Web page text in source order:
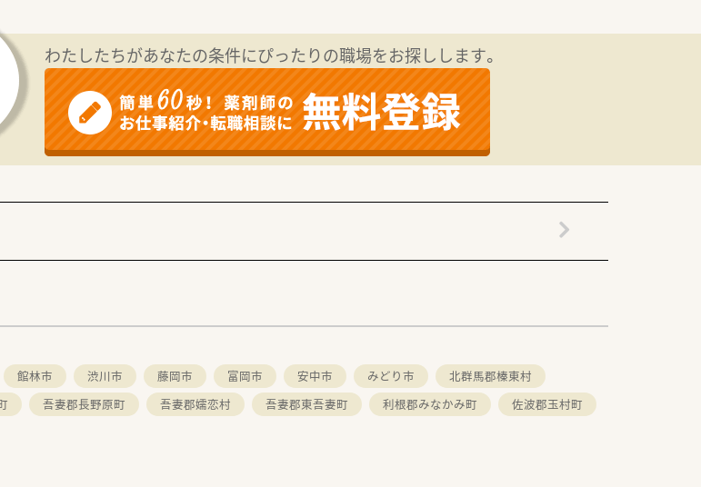
り、地域にお住まいの患者様が安心して来局できる温かい空間が広がっています。
非常に深く、ライフステージの変化に合わせた柔軟な働き方が可能な環境です。
教育体制や周囲のサポートがあるため、安心して業務に集中できる職場です。
人であり、医療機関との連携を深め地域に根ざした薬局運営を行っています。
しており、産休や育休の取得実績も豊富で長く働きやすい環境が整っています。
度など、将来にわたって社員の生活を守るための手厚い福利厚生があります。
わたしたちがあなたの条件にぴったりの職場をお探しします。
館林市 渋川市 藤岡市 富岡市 安中市 みどり市
北群馬郡榛東村
吾妻郡長野原町 吾妻郡嬬恋村 吾妻郡東吾妻町 利根郡みなかみ町
佐波郡玉村町